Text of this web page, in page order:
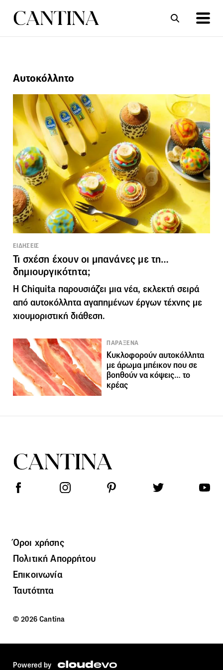
ΣΥΝΤΑΓΕΣ
Αυτοκόλλητο
ΕΙΔΗΣΕΙΣ
Τι σχέση έχουν οι μπανάνες με τη…
δημιουργικότητα;
Η Chiquita παρουσιάζει μια νέα, εκλεκτή σειρά
από αυτοκόλλητα αγαπημένων έργων τέχνης με
χιουμοριστική διάθεση.
ΠΑΡΑΞΕΝΑ
Κυκλοφορούν αυτοκόλλητα
με άρωμα μπέικον που σε
βοηθούν να κόψεις… το
κρέας
Όροι χρήσης
Πολιτική Απορρήτου
Επικοινωνία
Ταυτότητα
© 2026 Cantina
Powered by